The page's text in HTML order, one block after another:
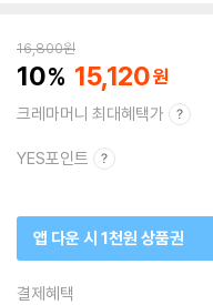
16,800원
10 15,120
크레마머니 최대혜택가
YES포인트
앱 다운 시 1천원 상품권
결제혜택